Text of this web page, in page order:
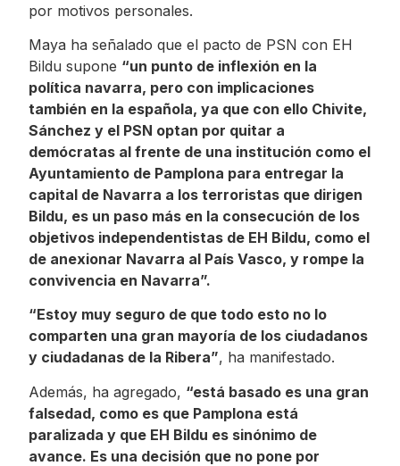
por motivos personales.
Maya ha señalado que el pacto de PSN con EH
Bildu supone “un punto de inflexión en la
política navarra, pero con implicaciones
también en la española, ya que con ello Chivite,
Sánchez y el PSN optan por quitar a
demócratas al frente de una institución como el
Ayuntamiento de Pamplona para entregar la
capital de Navarra a los terroristas que dirigen
Bildu, es un paso más en la consecución de los
objetivos independentistas de EH Bildu, como el
de anexionar Navarra al País Vasco, y rompe la
convivencia en Navarra”.
“Estoy muy seguro de que todo esto no lo
comparten una gran mayoría de los ciudadanos
y ciudadanas de la Ribera”, ha manifestado.
Además, ha agregado, “está basado es una gran
falsedad, como es que Pamplona está
paralizada y que EH Bildu es sinónimo de
avance. Es una decisión que no pone por